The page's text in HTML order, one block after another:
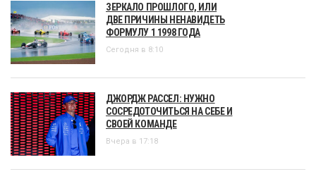
ЗЕРКАЛО ПРОШЛОГО, ИЛИ
ДВЕ ПРИЧИНЫ НЕНАВИДЕТЬ
ФОРМУЛУ 1 1998 ГОДА
Сегодня в 8:10
ДЖОРДЖ РАССЕЛ: НУЖНО
СОСРЕДОТОЧИТЬСЯ НА СЕБЕ И
СВОЕЙ КОМАНДЕ
Вчера в 17:18